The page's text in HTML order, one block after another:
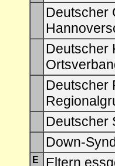
Deutscher
Deutscher
Deutscher
Deutscher
Down-
E Eltern